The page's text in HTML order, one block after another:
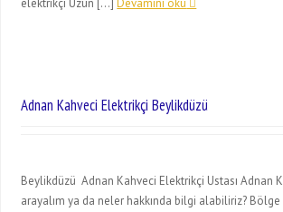
elektrikçi Uzun […]Devamini oku
Adnan Kahveci Elektrikçi Beylikdüzü
Beylikdüzü Adnan Kahveci Elektrikçi Ustası Adnan
arayalım ya da neler hakkında bilgi alabiliriz? Bölge